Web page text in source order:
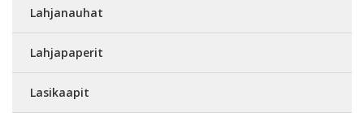
Lahjanauhat
Lahjapaperit
Lasikaapit